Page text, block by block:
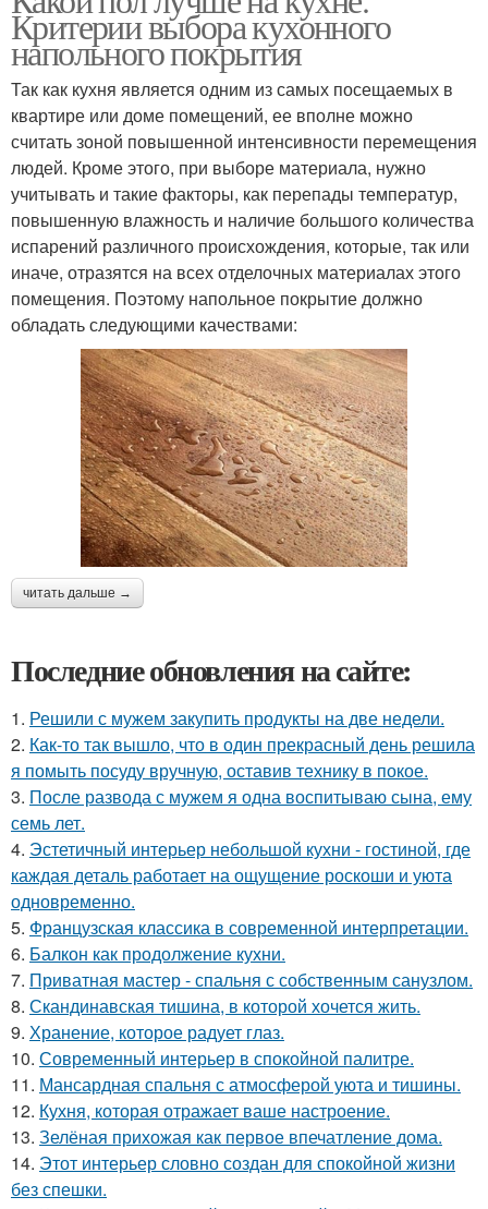
Критерии выбора кухонного
напольного покрытия
Так как кухня является одним из самых посещаемых в
квартире или доме помещений, ее вполне можно
считать зоной повышенной интенсивности перемещения
людей. Кроме этого, при выборе материала, нужно
учитывать и такие факторы, как перепады температур,
повышенную влажность и наличие большого количества
испарений различного происхождения, которые, так или
иначе, отразятся на всех отделочных материалах этого
помещения. Поэтому напольное покрытие должно
обладать следующими качествами:
читать дальше →
Последние обновления на сайте:
1. Решили с мужем закупить продукты на две недели.
2. Как-то так вышло, что в один прекрасный день решила
я помыть посуду вручную, оставив технику в покое.
3. После развода с мужем я одна воспитываю сына, ему
семь лет.
4. Эстетичный интерьер небольшой кухни - гостиной, где
каждая деталь работает на ощущение роскоши и уюта
одновременно.
5. Французская классика в современной интерпретации.
6. Балкон как продолжение кухни.
7. Приватная мастер - спальня с собственным санузлом.
8. Скандинавская тишина, в которой хочется жить.
9. Хранение, которое радует глаз.
10. Современный интерьер в спокойной палитре.
11. Мансардная спальня с атмосферой уюта и тишины.
12. Кухня, которая отражает ваше настроение.
13. Зелёная прихожая как первое впечатление дома.
14. Этот интерьер словно создан для спокойной жизни
без спешки.